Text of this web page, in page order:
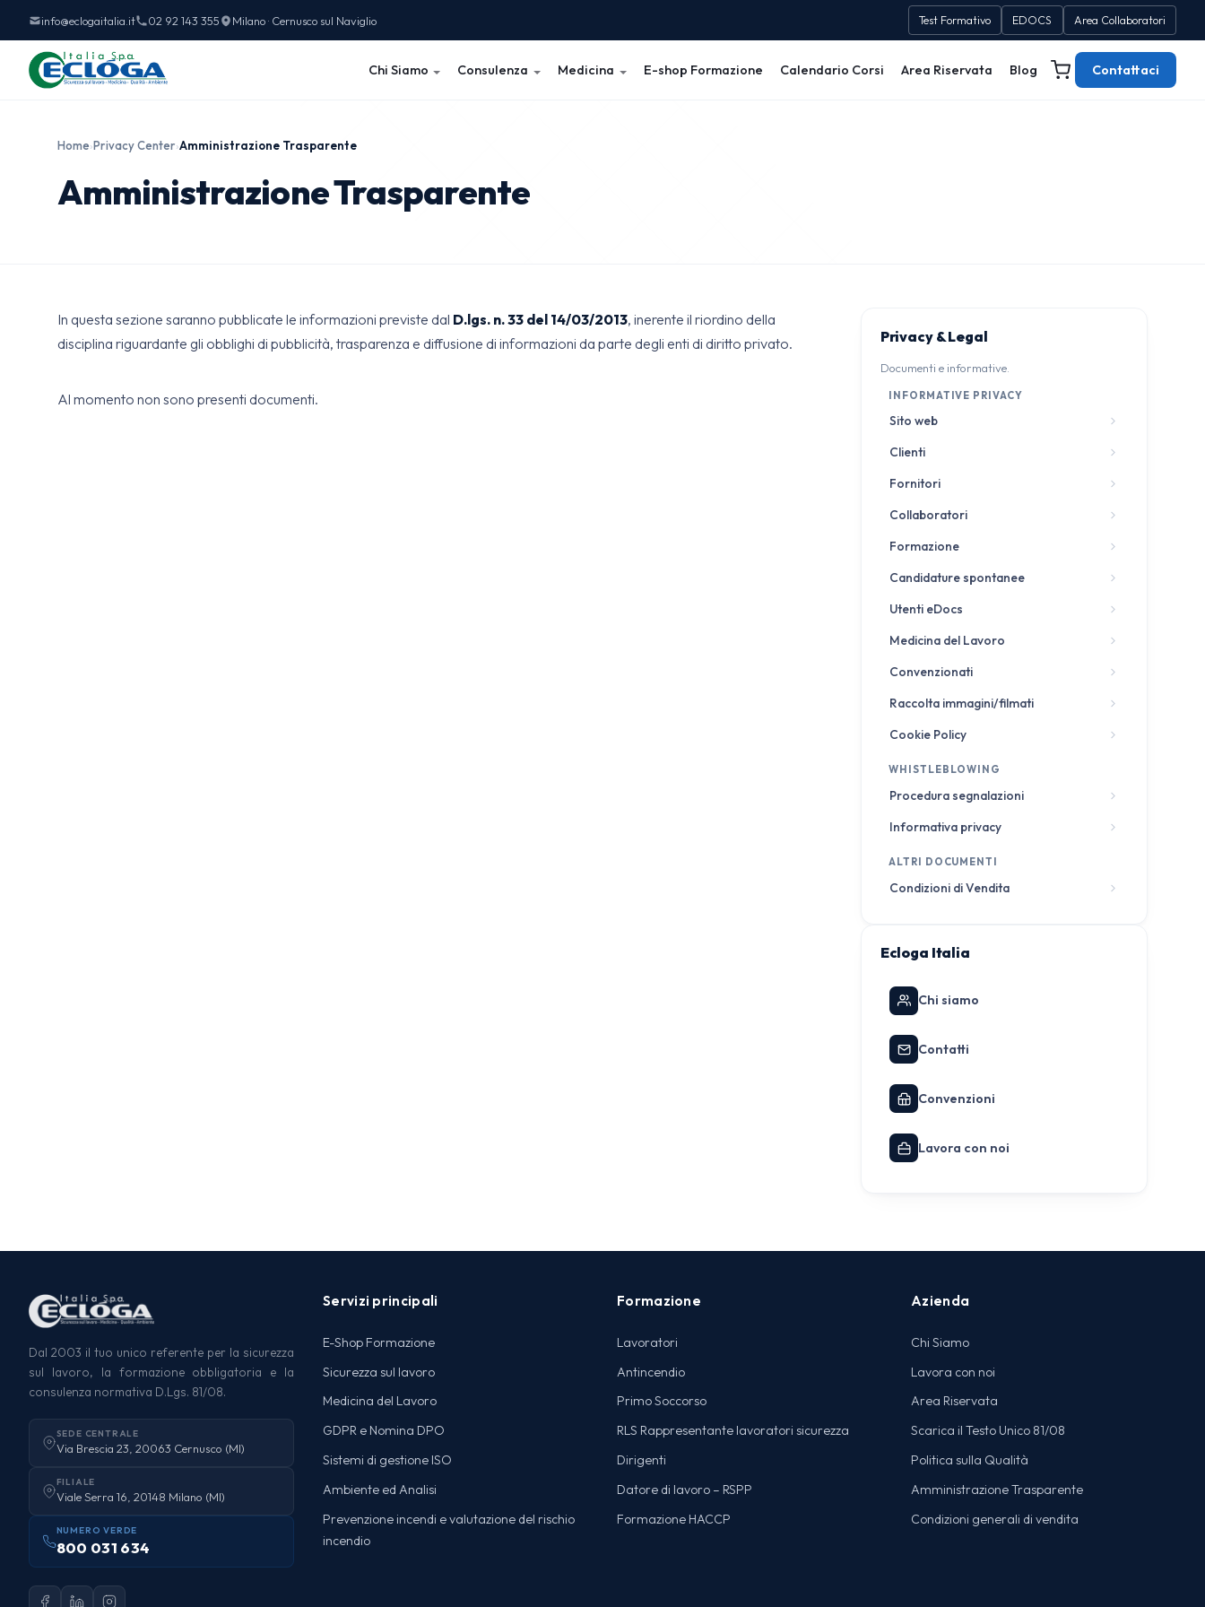
info@eclogaitalia.it 02 92 143 355 Milano · Cernusco sul Naviglio Test Formativo EDOCS Area Collaboratori
Chi Siamo Consulenza Medicina E-shop Formazione Calendario Corsi Area Riservata Blog Contattaci
Home›Privacy Center›Amministrazione Trasparente
Amministrazione Trasparente
In questa sezione saranno pubblicate le informazioni previste dal D.lgs. n. 33 del 14/03/2013, inerente il riordino della
disciplina riguardante gli obblighi di pubblicità, trasparenza e diffusione di informazioni da parte degli enti di diritto privato.
Al momento non sono presenti documenti.
Privacy & Legal
Documenti e informative.
INFORMATIVE PRIVACY
Sito web
Clienti
Fornitori
Collaboratori
Formazione
Candidature spontanee
Utenti eDocs
Medicina del Lavoro
Convenzionati
Raccolta immagini/filmati
Cookie Policy
WHISTLEBLOWING
Procedura segnalazioni
Informativa privacy
ALTRI DOCUMENTI
Condizioni di Vendita
Ecloga Italia
Chi siamo
Contatti
Convenzioni
Lavora con noi
Dal 2003 il tuo unico referente per la sicurezza
sul lavoro, la formazione obbligatoria e la
consulenza normativa D.Lgs. 81/08.
SEDE CENTRALE
Via Brescia 23, 20063 Cernusco (MI)
FILIALE
Viale Serra 16, 20148 Milano (MI)
NUMERO VERDE
800 031 634
Servizi principali
E-Shop Formazione
Sicurezza sul lavoro
Medicina del Lavoro
GDPR e Nomina DPO
Sistemi di gestione ISO
Ambiente ed Analisi
Prevenzione incendi e valutazione del rischio
incendio
Formazione
Lavoratori
Antincendio
Primo Soccorso
RLS Rappresentante lavoratori sicurezza
Dirigenti
Datore di lavoro – RSPP
Formazione HACCP
Azienda
Chi Siamo
Lavora con noi
Area Riservata
Scarica il Testo Unico 81/08
Politica sulla Qualità
Amministrazione Trasparente
Condizioni generali di vendita